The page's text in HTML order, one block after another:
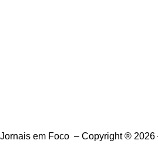
Jornais em Foco – Copyright ® 2026